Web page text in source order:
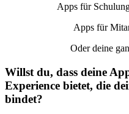
Apps für
Apps für
Oder deine
Willst du, dass deine
Experience bietet, die
bindet?